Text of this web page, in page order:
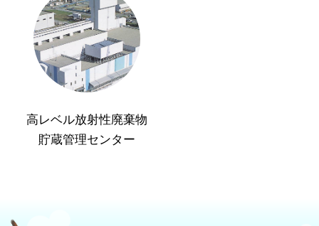
高レベル放射性廃棄物
貯蔵管理センター